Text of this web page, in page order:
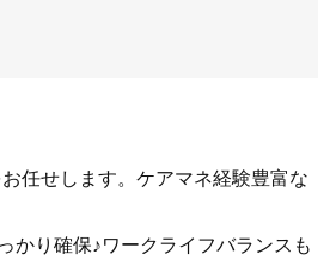
任せします。ケアマネ経験豊富な
かり確保♪ワークライフバランスも